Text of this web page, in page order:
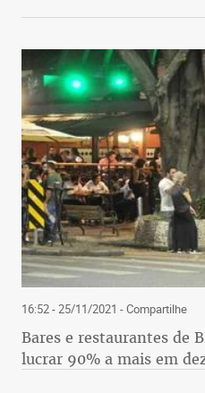
16:52 - 25/11/2021 - Compartilhe
Bares e restaurantes de
lucrar 90% a mais em